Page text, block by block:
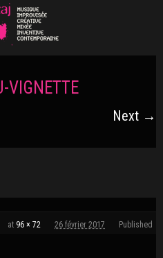
VIGNETTE
Next →
Published
26 février 2017
at 96 × 72